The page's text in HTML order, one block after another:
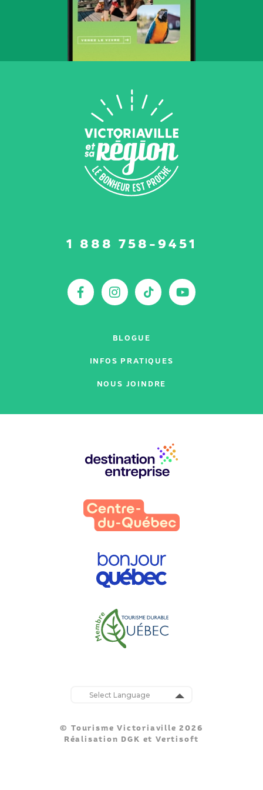
1 888 758-9451
Facebook
Instagram
TikTok
BLOGUE
INFOS PRATIQUES
NOUS JOINDRE
partenaires
:
© Tourisme Victoriaville 2026
Réalisation DGK et Vertisoft